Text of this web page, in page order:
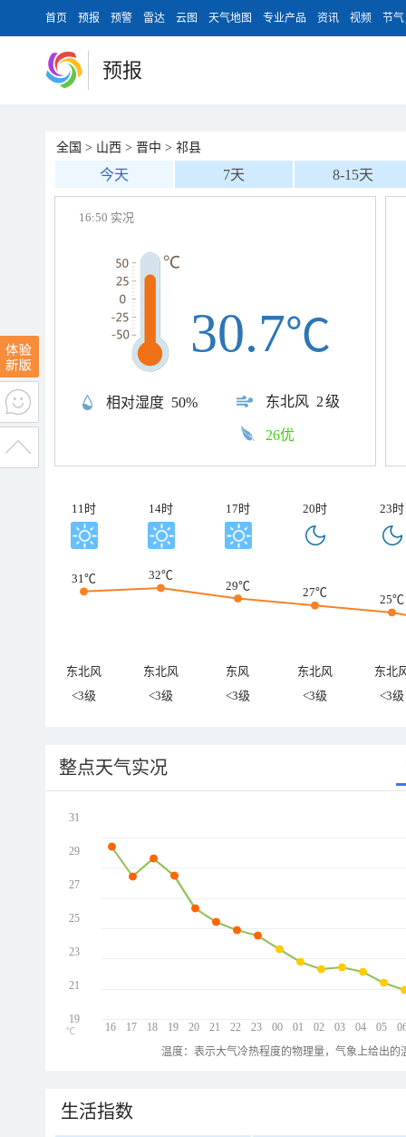
首页 预报 预警 雷达 云图 天气地图 专业产品 资讯 视频 节气
预报
全国 > 山西 > 晋中 > 祁县
今天 7天 8-15天
16:50 实况
相对湿度 50% 东北风 2级
30.7℃
26优
11时 14时 17时 20时 23时
31℃ 32℃
29℃
27℃
25℃
东北风 东北风 东风 东北风
东北
<3级
<3级 <3级 <3级 <3级
整点天气实况
16 17 18 19 20 21 22 23 00 01 02 03 04 05
31
29
27
25
23
21
19
℃
温度：表示大气冷热程度的物理量，气象上给出
生活指数